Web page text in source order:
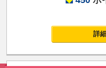
詳